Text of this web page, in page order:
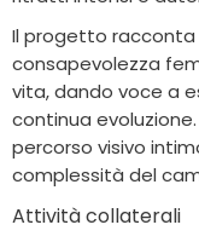
Il progetto racconta
consapevolezza
vita, dando voce a
continua
percorso visivo
complessità del
Attività collaterali